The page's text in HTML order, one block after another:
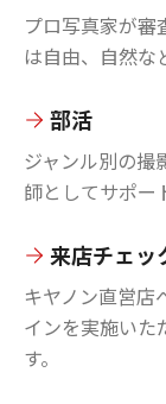
プロ写真家が審
は自由、自然な
部活
ジャンル別の撮
師としてサポー
来店チェッ
キヤノン直営店
インを実施いた
す。